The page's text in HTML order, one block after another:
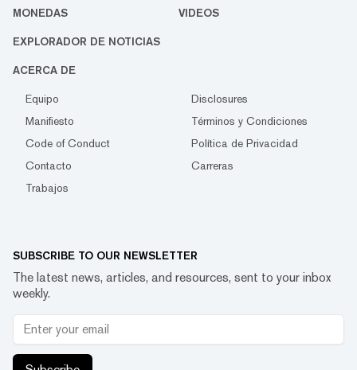
MONEDAS VIDEOS
EXPLORADOR DE NOTICIAS
ACERCA DE
Equipo
Disclosures
Manifiesto
Términos y Condiciones
Code of Conduct
Política de Privacidad
Contacto
Carreras
Trabajos
SUBSCRIBE TO OUR NEWSLETTER
The latest news, articles, and resources, sent to your inbox
weekly.